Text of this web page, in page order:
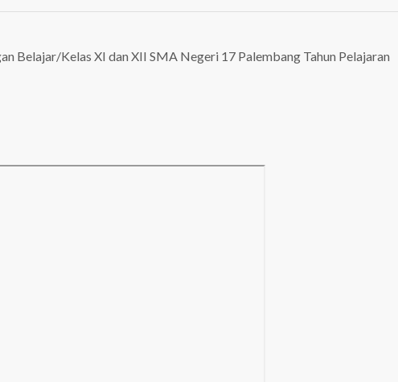
XI
Belajar/Kelas XI dan XII SMA Negeri 17 Palembang Tahun Pelajaran